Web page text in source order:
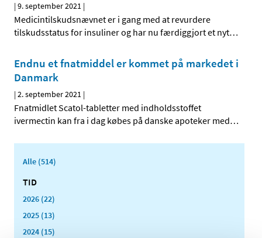
|9. september 2021 |
Medicintilskudsnævnet er i gang med at revurdere
tilskudsstatus for insuliner og har nu færdiggjort et nyt…
Endnu et fnatmiddel er kommet på markedet i
Danmark
|2. september 2021 |
Fnatmidlet Scatol-tabletter med indholdsstoffet
ivermectin kan fra i dag købes på danske apoteker med…
Alle (514)
TID
2026 (22)
2025 (13)
2024 (15)